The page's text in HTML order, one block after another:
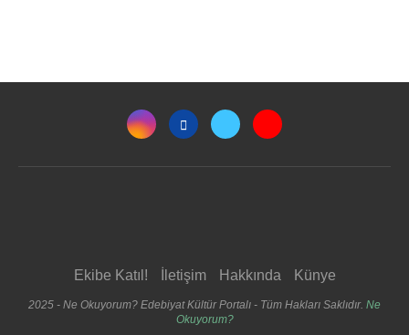
Ekibe Katıl! İletişim Hakkında Künye
2025 - Ne Okuyorum? Edebiyat Kültür Portalı - Tüm Hakları Saklıdır. Ne
Okuyorum?